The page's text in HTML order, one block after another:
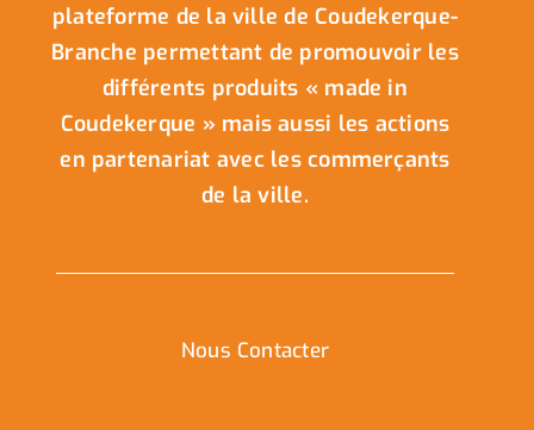
plateforme de la ville de Coudekerque-
Branche permettant de promouvoir les
différents produits « made in
Coudekerque » mais aussi les actions
en partenariat avec les commerçants
de la ville.
Nous Contacter